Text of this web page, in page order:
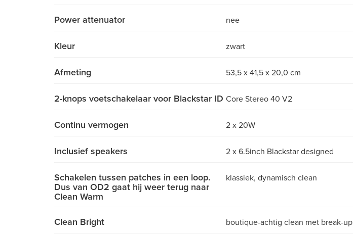
Power attenuator nee
Kleur zwart
Afmeting 53,5 x 41,5 x 20,0 cm
2-knops voetschakelaar voor Blackstar ID Core Stereo 40 V2
Continu vermogen 2 x 20W
Inclusief speakers 2 x 6.5inch Blackstar designed
Schakelen tussen patches in een loop.
Dus van OD2 gaat hij weer terug naar
Clean Warm
klassiek, dynamisch clean
Clean Bright boutique-achtig clean met break-up